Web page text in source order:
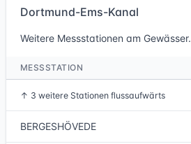
Dortmund-Ems-Kanal
Weitere Messstationen am Gewässer.
MESSSTATION
↑ 3 weitere Stationen flussaufwärts
BERGESHÖVEDE